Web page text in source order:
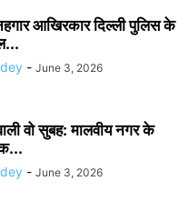
आखिरकार दिल्ली पुलिस के
- June 3, 2026
वो सुबह: मालवीय नगर के
- June 3, 2026